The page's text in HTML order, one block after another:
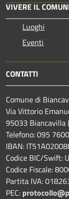
VIVERE IL
Luoghi
Eventi
CONTATTI
Comune di
Via Vittorio
95033 Biancavilla
Telefono: 095
IBAN:
Codice BIC/Swift:
Codice Fiscale:
Partita IVA:
PEC: